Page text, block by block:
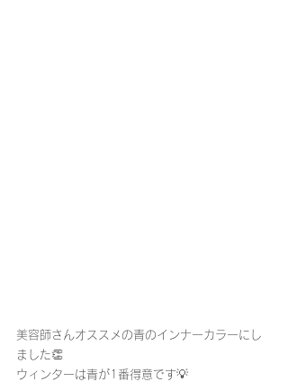
美容師さんオススメの青のインナーカラーにし
ました👏
ウィンターは青が1番得意です💡